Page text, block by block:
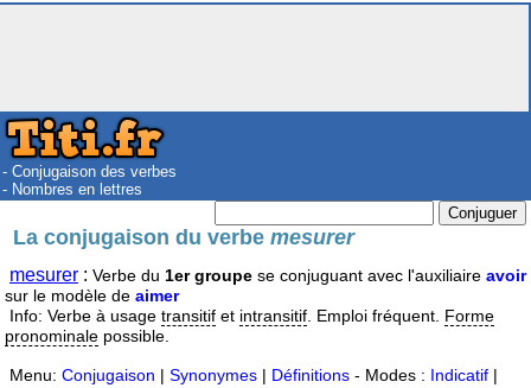
- Conjugaison des verbes
- Nombres en lettres
La conjugaison du verbemesurer
mesurer : Verbe du 1er groupe se conjuguant avec l'auxiliaire avoir
sur le modèle de aimer
Info: Verbe à usage transitif et intransitif . Emploi fréquent. Forme
pronominale possible.
Menu: Conjugaison | Synonymes | Définitions - Modes : Indicatif |